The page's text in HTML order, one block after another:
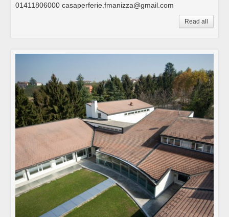
01411806000 casaperferie.fmanizza@gmail.com
Read all